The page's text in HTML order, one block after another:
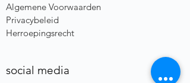
Algemene Voorwaarden
Privacybeleid
Herroepingsrecht
social media